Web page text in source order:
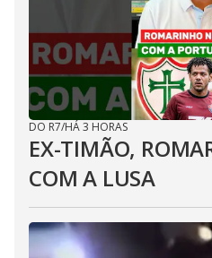
DO R7/HÁ 3 HORAS
EX-TIMÃO,
COM A LUSA